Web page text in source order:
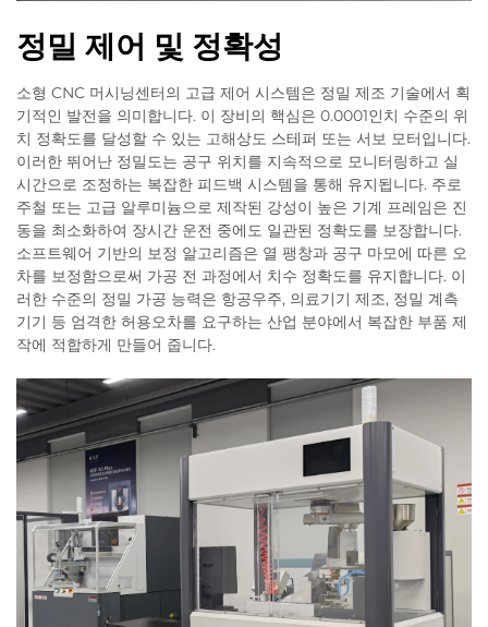
정밀 제어 및 정확성
소형 CNC 머시닝센터의 고급 제어 시스템은 정밀 제조 기술에서 획
기적인 발전을 의미합니다. 이 장비의 핵심은 0.0001인치 수준의 위
치 정확도를 달성할 수 있는 고해상도 스테퍼 또는 서보 모터입니다.
이러한 뛰어난 정밀도는 공구 위치를 지속적으로 모니터링하고 실
시간으로 조정하는 복잡한 피드백 시스템을 통해 유지됩니다. 주로
주철 또는 고급 알루미늄으로 제작된 강성이 높은 기계 프레임은 진
동을 최소화하여 장시간 운전 중에도 일관된 정확도를 보장합니다.
소프트웨어 기반의 보정 알고리즘은 열 팽창과 공구 마모에 따른 오
차를 보정함으로써 가공 전 과정에서 치수 정확도를 유지합니다. 이
러한 수준의 정밀 가공 능력은 항공우주, 의료기기 제조, 정밀 계측
기기 등 엄격한 허용오차를 요구하는 산업 분야에서 복잡한 부품 제
작에 적합하게 만들어 줍니다.